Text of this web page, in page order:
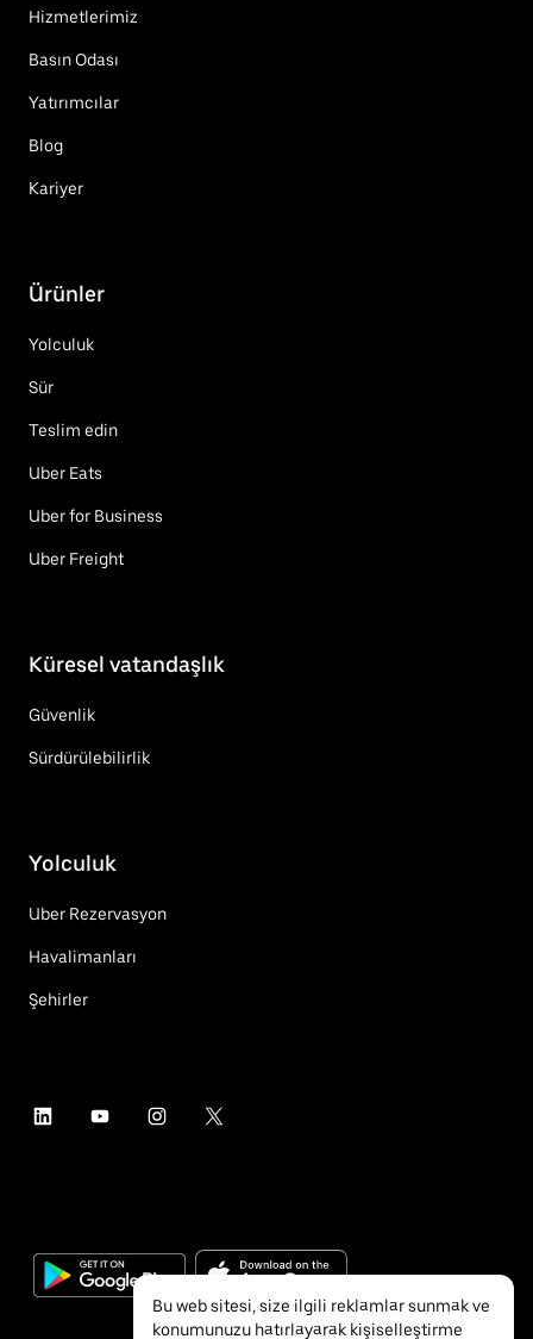
Hizmetlerimiz
Basın Odası
Yatırımcılar
Blog
Kariyer
Ürünler
Yolculuk
Sür
Teslim edin
Uber Eats
Uber for Business
Uber Freight
Küresel vatandaşlık
Güvenlik
Sürdürülebilirlik
Yolculuk
Uber Rezervasyon
Havalimanları
Şehirler
Bu web sitesi, size ilgili reklamlar sunmak ve
konumunuzu hatırlayarak kişiselleştirme